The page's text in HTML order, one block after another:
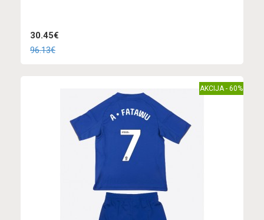
30.45€
96.13€
AKCIJA - 60%